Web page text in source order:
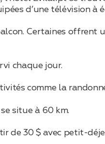
d’une télévision à
Certaines offrent
chaque jour.
comme la
situe à 60 km.
de 30 $ avec petit-